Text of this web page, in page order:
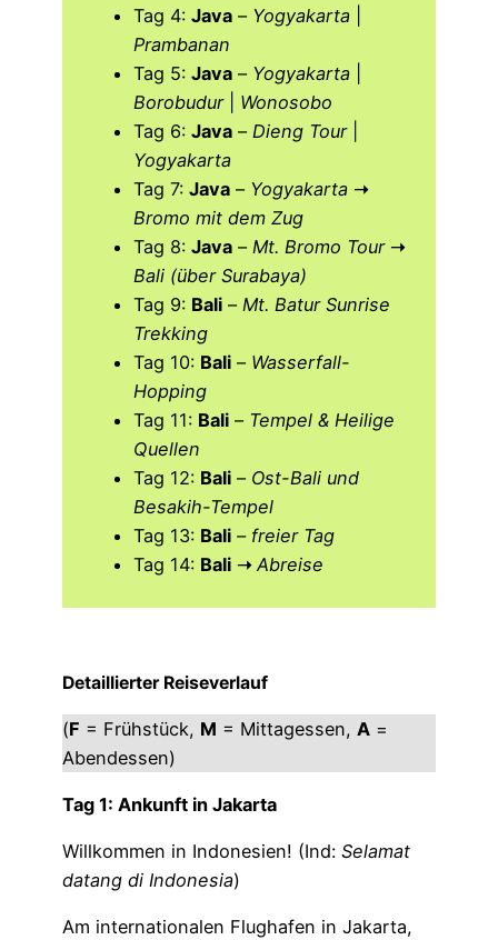
Tag 4: Java – Yogyakarta
Prambanan
Tag 5: Java – Yogyakarta
Borobudur| Wonosobo
Tag 6: Java – Dieng Tour|
Yogyakarta
Tag 7: Java – Yogyakarta ➝
Bromo mit dem Zug
Tag 8: Java – Mt. Bromo Tour ➝
Bali (über Surabaya)
Tag 9: Bali – Mt. Batur Sunrise
Trekking
Tag 10: Bali – Wasserfall-
Hopping
Tag 11: Bali – Tempel & Heilige
Quellen
Tag 12: Bali – Ost-Bali und
Besakih-Tempel
Tag 13: Bali – freier Tag
Tag 14: Bali ➝ Abreise
Detaillierter Reiseverlauf
(F = Frühstück, M = Mittagessen, A =
Abendessen)
Tag 1: Ankunft in Jakarta
Willkommen in Indonesien! (Ind: Selamat
datang di Indonesia)
Am internationalen Flughafen in Jakarta,